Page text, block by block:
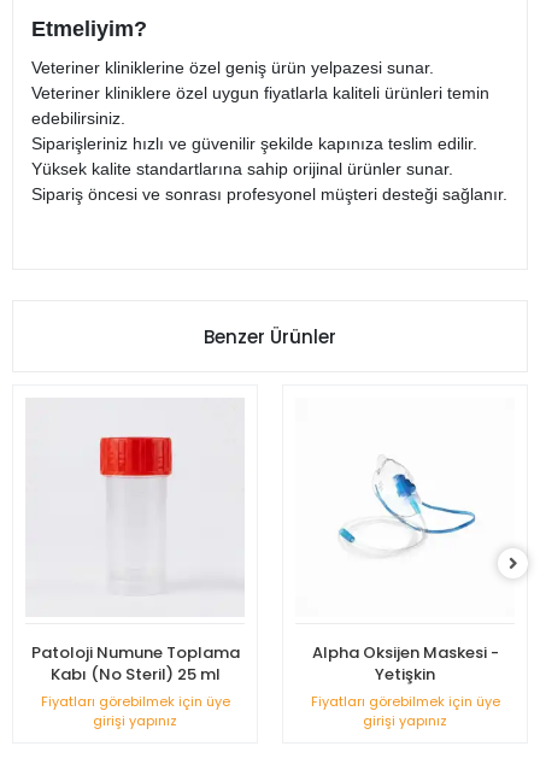
Etmeliyim?
Veteriner kliniklerine özel geniş ürün yelpazesi sunar.
Veteriner kliniklere özel uygun fiyatlarla kaliteli ürünleri temin
edebilirsiniz.
Siparişleriniz hızlı ve güvenilir şekilde kapınıza teslim edilir.
Yüksek kalite standartlarına sahip orijinal ürünler sunar.
Sipariş öncesi ve sonrası profesyonel müşteri desteği sağlanır.
Benzer Ürünler
Patoloji Numune Toplama
Kabı (No Steril) 25 ml
Fiyatları görebilmek için üye
girişi yapınız
Alpha Oksijen Maskesi -
Yetişkin
Fiyatları görebilmek için üye
girişi yapınız